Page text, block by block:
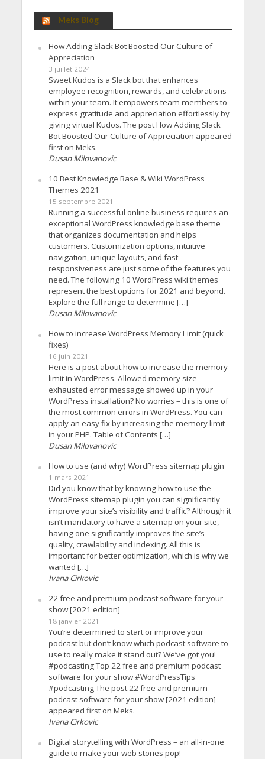
Meks Blog
How Adding Slack Bot Boosted Our Culture of
Appreciation
3 juillet 2024
Sweet Kudos is a Slack bot that enhances
employee recognition, rewards, and celebrations
within your team. It empowers team members to
express gratitude and appreciation effortlessly by
giving virtual Kudos. The post How Adding Slack
Bot Boosted Our Culture of Appreciation appeared
first on Meks.
Dusan Milovanovic
10 Best Knowledge Base & Wiki WordPress
Themes 2021
15 septembre 2021
Running a successful online business requires an
exceptional WordPress knowledge base theme
that organizes documentation and helps
customers. Customization options, intuitive
navigation, unique layouts, and fast
responsiveness are just some of the features you
need. The following 10 WordPress wiki themes
represent the best options for 2021 and beyond.
Explore the full range to determine […]
Dusan Milovanovic
How to increase WordPress Memory Limit (quick
fixes)
16 juin 2021
Here is a post about how to increase the memory
limit in WordPress. Allowed memory size
exhausted error message showed up in your
WordPress installation? No worries – this is one of
the most common errors in WordPress. You can
apply an easy fix by increasing the memory limit
in your PHP. Table of Contents […]
Dusan Milovanovic
How to use (and why) WordPress sitemap plugin
1 mars 2021
Did you know that by knowing how to use the
WordPress sitemap plugin you can significantly
improve your site’s visibility and traffic? Although it
isn’t mandatory to have a sitemap on your site,
having one significantly improves the site’s
quality, crawlability and indexing. All this is
important for better optimization, which is why we
wanted […]
Ivana Cirkovic
22 free and premium podcast software for your
show [2021 edition]
18 janvier 2021
You’re determined to start or improve your
podcast but don’t know which podcast software to
use to really make it stand out? We’ve got you!
#podcasting Top 22 free and premium podcast
software for your show #WordPressTips
#podcasting The post 22 free and premium
podcast software for your show [2021 edition]
appeared first on Meks.
Ivana Cirkovic
Digital storytelling with WordPress – an all-in-one
guide to make your web stories pop!